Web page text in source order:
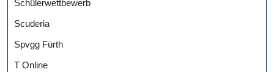
Schülerwettbewerb
Scuderia
Spvgg Fürth
T Online